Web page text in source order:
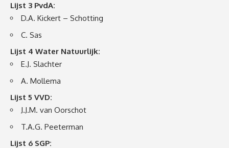
Lijst 3 PvdA:
D.A. Kickert – Schotting
C. Sas
Lijst 4 Water Natuurlijk:
E.J. Slachter
A. Mollema
Lijst 5 VVD:
J.J.M. van Oorschot
T.A.G. Peeterman
Lijst 6 SGP: